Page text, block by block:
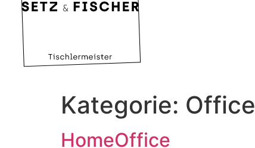
Kategorie: Office
HomeOffice